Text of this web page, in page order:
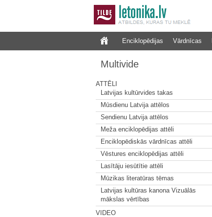
Enciklopēdijas Vārdnīcas
Multivide
ATTĒLI
Latvijas kultūrvides takas
Mūsdienu Latvija attēlos
Sendienu Latvija attēlos
Meža enciklopēdijas attēli
Enciklopēdiskās vārdnīcas attēli
Vēstures enciklopēdijas attēli
Lasītāju iesūtītie attēli
Mūzikas literatūras tēmas
Latvijas kultūras kanona Vizuālās
mākslas vērtības
VIDEO